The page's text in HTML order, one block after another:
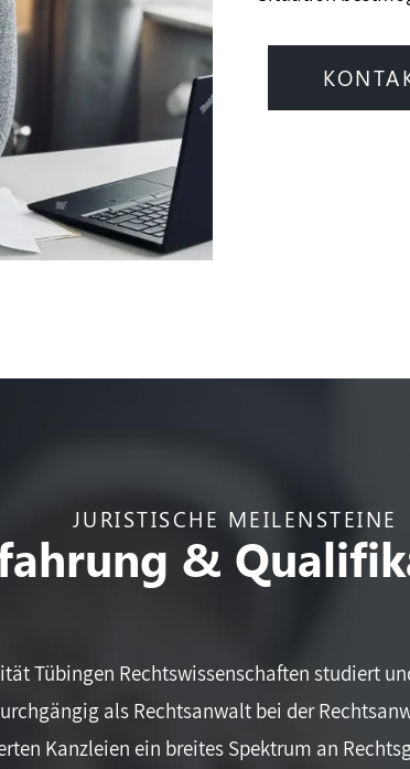
JURISTISCHE MEILENSTEINE
&
Tübingen Rechtswissenschaften studiert
als Rechtsanwalt bei der
Kanzleien ein breites Spektrum an